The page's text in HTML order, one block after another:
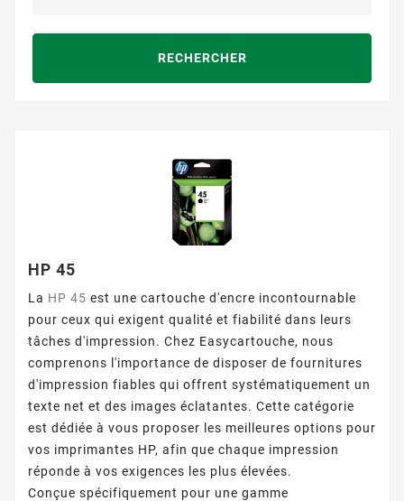
RECHERCHER
HP 45
La HP 45 est une cartouche d'encre incontournable
pour ceux qui exigent qualité et fiabilité dans leurs
tâches d'impression. Chez Easycartouche, nous
comprenons l'importance de disposer de fournitures
d'impression fiables qui offrent systématiquement un
texte net et des images éclatantes. Cette catégorie
est dédiée à vous proposer les meilleures options pour
vos imprimantes HP, afin que chaque impression
réponde à vos exigences les plus élevées.
Conçue spécifiquement pour une gamme